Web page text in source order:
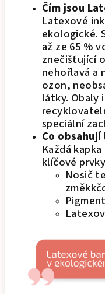
Čím jsou
Latexové
ekologické.
až ze 65 %
znečišťující
nehořlavá a
ozon,
látky. Obaly
speciální
Co
Každá
klíčové
Nosič
Pigment